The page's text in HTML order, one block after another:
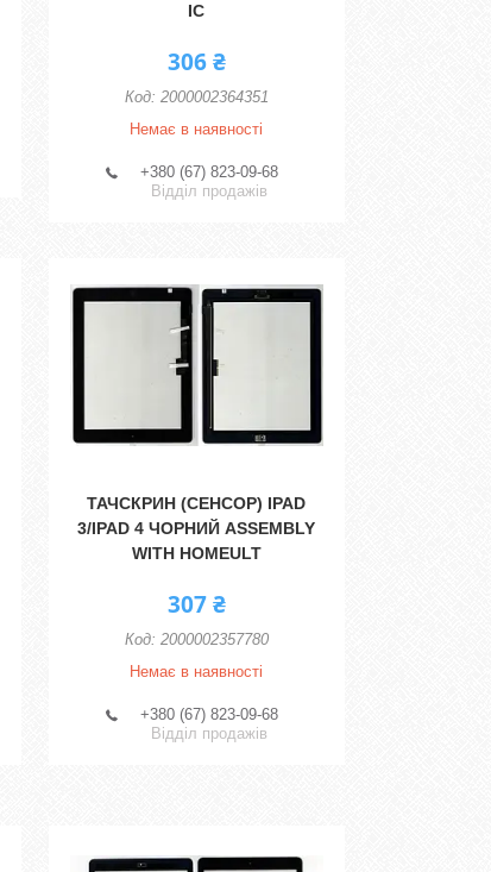
IC
306 ₴
2000002364351
Немає в наявності
+380 (67) 823-09-68
Відділ продажів
ТАЧСКРИН (СЕНСОР) IPAD
3/IPAD 4 ЧОРНИЙ ASSEMBLY
WITH HOMEULT
307 ₴
2000002357780
Немає в наявності
+380 (67) 823-09-68
Відділ продажів